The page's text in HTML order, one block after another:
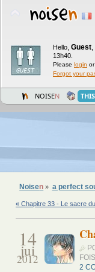
Hello, Guest
13h40.
Please login or
Forgot your
NOISEN
Noisen » a perfect
« Chapitre 33 - Le sacre
14
jui
2012
FOIS
2